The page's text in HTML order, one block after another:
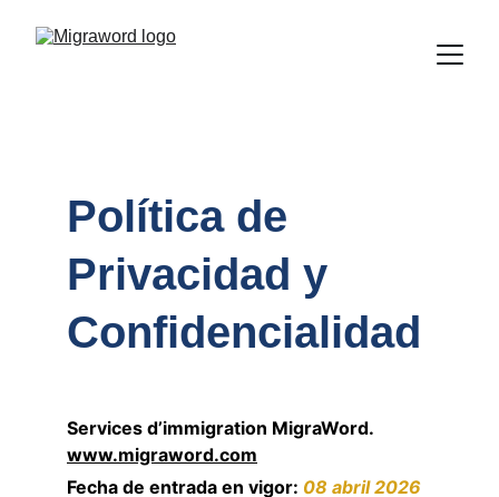
Política de
Privacidad y
Confidencialidad
Services d’immigration MigraWord.
www.migraword.com
Fecha de entrada en vigor: 08 abril 2026